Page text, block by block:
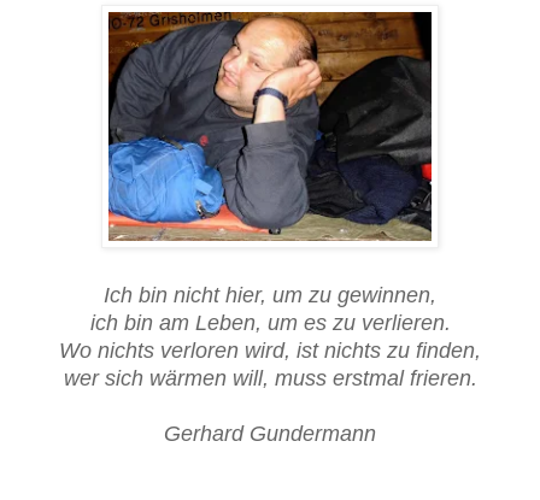
Ich bin nicht hier, um zu gewinnen,
ich bin am Leben, um es zu verlieren.
Wo nichts verloren wird, ist nichts zu finden,
wer sich wärmen will, muss erstmal frieren.
Gerhard Gundermann